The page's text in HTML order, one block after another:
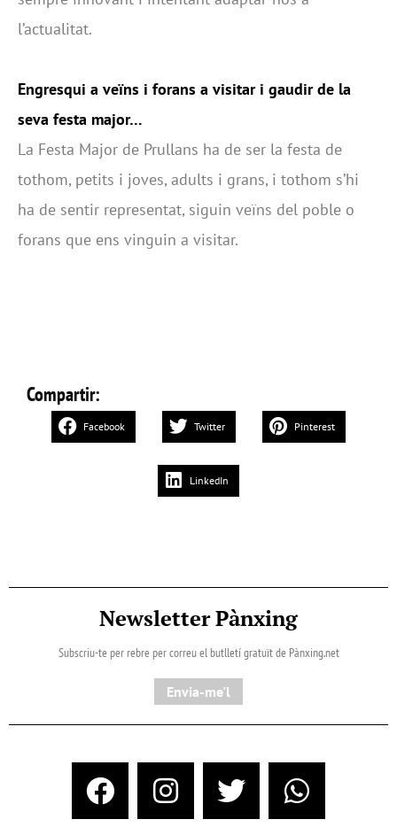
l’actualitat.
Engresqui a veïns i forans a visitar i gaudir de la
seva festa major…
La Festa Major de Prullans ha de ser la festa de
tothom, petits i joves, adults i grans, i tothom s’hi
ha de sentir representat, siguin veïns del poble o
forans que ens vinguin a visitar.
Compartir:
Facebook Twitter Pinterest
LinkedIn
Newsletter Pànxing
Subscriu-te per rebre per correu el butlletí gratuït de Pànxing.net​
Envia-me'l